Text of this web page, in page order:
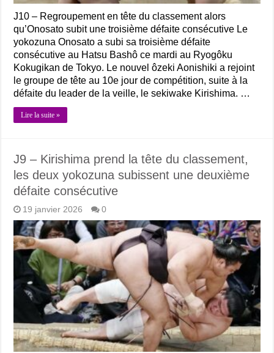
J10 – Regroupement en tête du classement alors
qu’Onosato subit une troisième défaite consécutive Le
yokozuna Onosato a subi sa troisième défaite
consécutive au Hatsu Bashô ce mardi au Ryogôku
Kokugikan de Tokyo. Le nouvel ôzeki Aonishiki a rejoint
le groupe de tête au 10e jour de compétition, suite à la
défaite du leader de la veille, le sekiwake Kirishima. …
Lire la suite »
J9 – Kirishima prend la tête du classement,
les deux yokozuna subissent une deuxième
défaite consécutive
19 janvier 2026 0